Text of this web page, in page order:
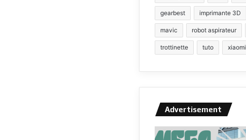
gearbest imprimante 3D
mavic robot aspirateur
trottinette tuto xiaomi
Advertisement